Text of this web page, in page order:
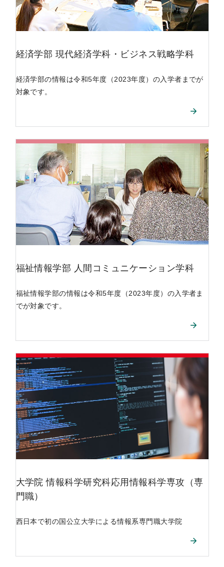
経済学部 現代経済学科 ・ ビジネス戦略学科
経済学部の情報は令和5年度（2023年度）の入学者までが
対象です。
福祉情報学部 人間コミュニケーション学科
福祉情報学部の情報は令和5年度（2023年度）の入学者ま
でが対象です。
大学院 情報科学研究科応用情報科学専攻（専
門職）
西日本で初の国公立大学による情報系専門職大学院